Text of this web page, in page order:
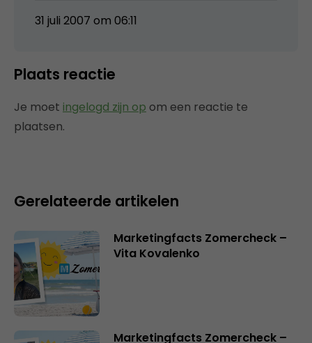
31 juli 2007 om 06:11
Plaats reactie
Je moet ingelogd zijn op om een reactie te
plaatsen.
Gerelateerde artikelen
Marketingfacts Zomercheck –
Vita Kovalenko
Marketingfacts Zomercheck –